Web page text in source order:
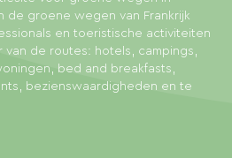
de groene wegen van Frankrijk
en toeristische activiteiten
van de routes: hotels, campings,
bed and breakfasts,
bezienswaardigheden en te